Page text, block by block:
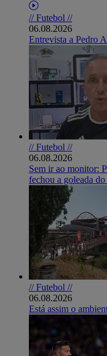
// Futebol //
06.08.2026
Entrevista a Pedro
// Futebol //
06.08.2026
Sem ir ao monitor:
fechou a goleada
// Futebol //
06.08.2026
Está assim o